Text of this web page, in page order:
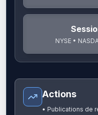
NYSE •
Actions
• Publications de